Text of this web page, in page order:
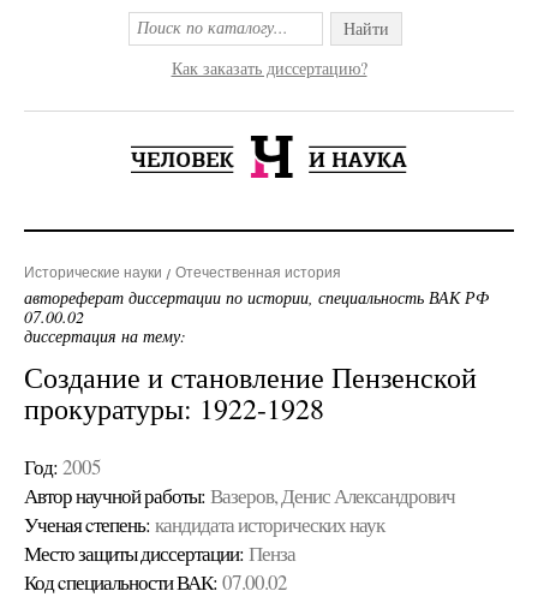
Найти
Как заказать диссертацию?
Исторические науки Отечественная история
автореферат диссертации по истории, специальность ВАК РФ
07.00.02
диссертация на тему:
Создание и становление Пензенской
прокуратуры: 1922-1928
Год: 2005
Автор научной работы: Вазеров, Денис Александрович
Ученая cтепень: кандидата исторических наук
Место защиты диссертации: Пенза
Код cпециальности ВАК: 07.00.02